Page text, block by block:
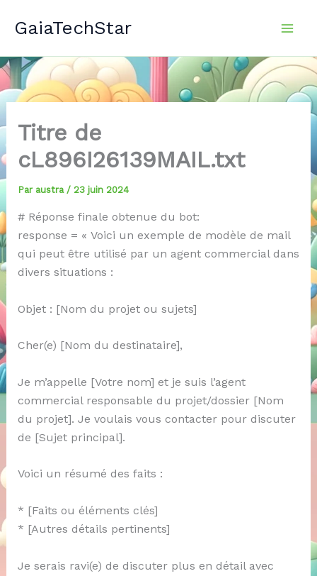
GaiaTechStar
Titre de
cL896I26139MAIL.txt
Par austra / 23 juin 2024
# Réponse finale obtenue du bot:
response = « Voici un exemple de modèle de mail
qui peut être utilisé par un agent commercial dans
divers situations :
Objet : [Nom du projet ou sujets]
Cher(e) [Nom du destinataire],
Je m’appelle [Votre nom] et je suis l’agent
commercial responsable du projet/dossier [Nom
du projet]. Je voulais vous contacter pour discuter
de [Sujet principal].
Voici un résumé des faits :
* [Faits ou éléments clés]
* [Autres détails pertinents]
Je serais ravi(e) de discuter plus en détail avec